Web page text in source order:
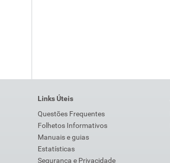
Links Úteis
Questões Frequentes
Folhetos Informativos
Manuais e guias
Estatísticas
Segurança e Privacidade